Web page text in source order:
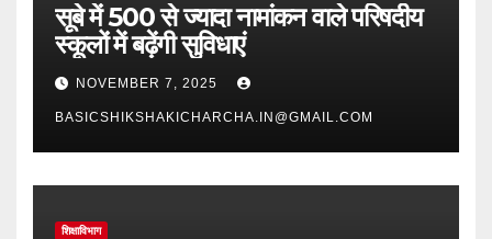
सूबे में 500 से ज्यादा नामांकन वाले परिषदीय
स्कूलों में बढ़ेंगी सुविधाएं
NOVEMBER 7, 2025
BASICSHIKSHAKICHARCHA.IN@GMAIL.COM
शिक्षाविभाग